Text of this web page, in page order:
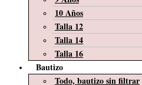
10 Años
Talla 12
Talla 14
Talla 16
Bautizo
Todo, bautizo sin filtrar